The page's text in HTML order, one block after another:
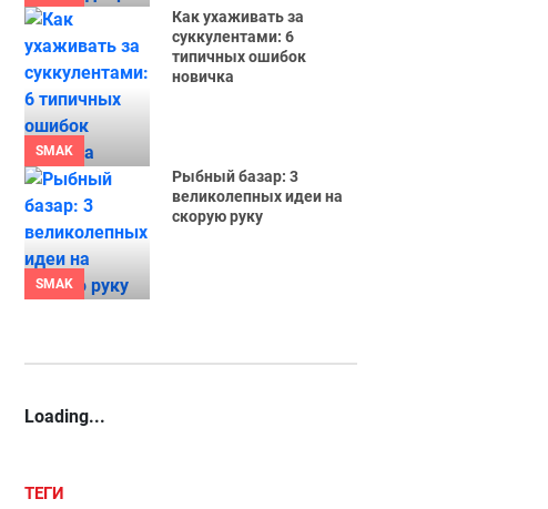
SMAK
Как ухаживать за
суккулентами: 6
типичных ошибок
новичка
SMAK
Рыбный базар: 3
великолепных идеи на
скорую руку
Loading...
ТЕГИ